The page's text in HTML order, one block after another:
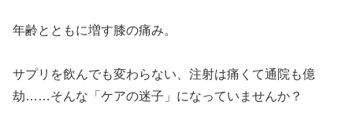
年齢とともに増す膝の痛み。
サプリを飲んでも変わらない、注射は痛くて通院も億
劫……そんな「ケアの迷子」になっていませんか？